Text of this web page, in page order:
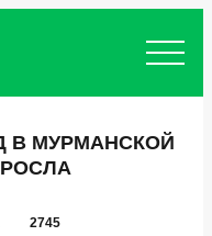
В МУРМАНСКОЙ
2745